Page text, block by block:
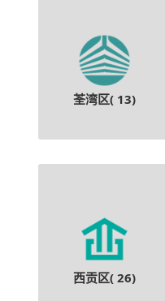
荃湾区( 13)
西贡区( 26)